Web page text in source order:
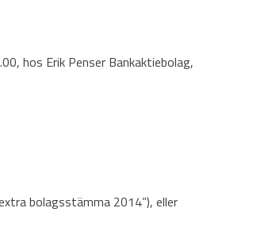
hos Erik Penser Bankaktiebolag,
bolagsstämma 2014”), eller